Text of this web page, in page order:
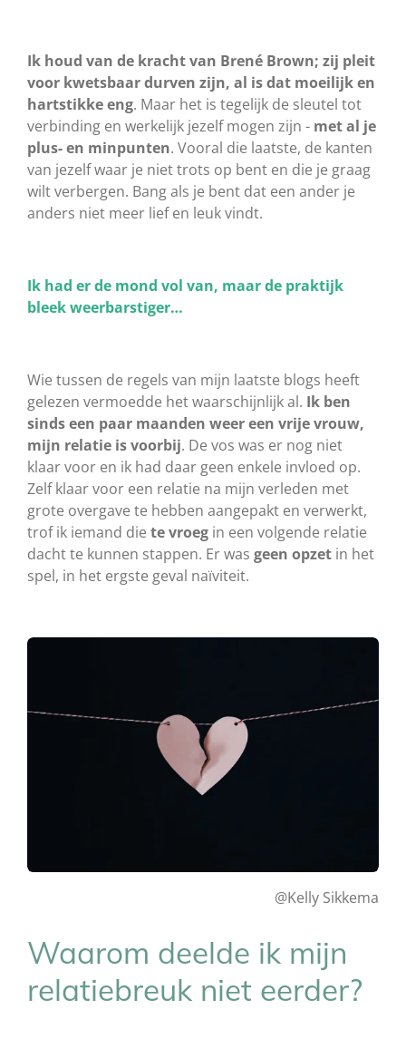
Ik houd van de kracht van Brené Brown; zij pleit
voor kwetsbaar durven zijn, al is dat moeilijk en
hartstikke eng. Maar het is tegelijk de sleutel tot
verbinding en werkelijk jezelf mogen zijn - met al je
plus- en minpunten. Vooral die laatste, de kanten
van jezelf waar je niet trots op bent en die je graag
wilt verbergen. Bang als je bent dat een ander je
anders niet meer lief en leuk vindt.
Ik had er de mond vol van, maar de praktijk
bleek weerbarstiger…
Wie tussen de regels van mijn laatste blogs heeft
gelezen vermoedde het waarschijnlijk al. Ik ben
sinds een paar maanden weer een vrije vrouw,
mijn relatie is voorbij. De vos was er nog niet
klaar voor en ik had daar geen enkele invloed op.
Zelf klaar voor een relatie na mijn verleden met
grote overgave te hebben aangepakt en verwerkt,
trof ik iemand die te vroeg in een volgende relatie
dacht te kunnen stappen. Er was geen opzet in het
spel, in het ergste geval naïviteit.
@Kelly Sikkema
Waarom deelde ik mijn
relatiebreuk niet eerder?